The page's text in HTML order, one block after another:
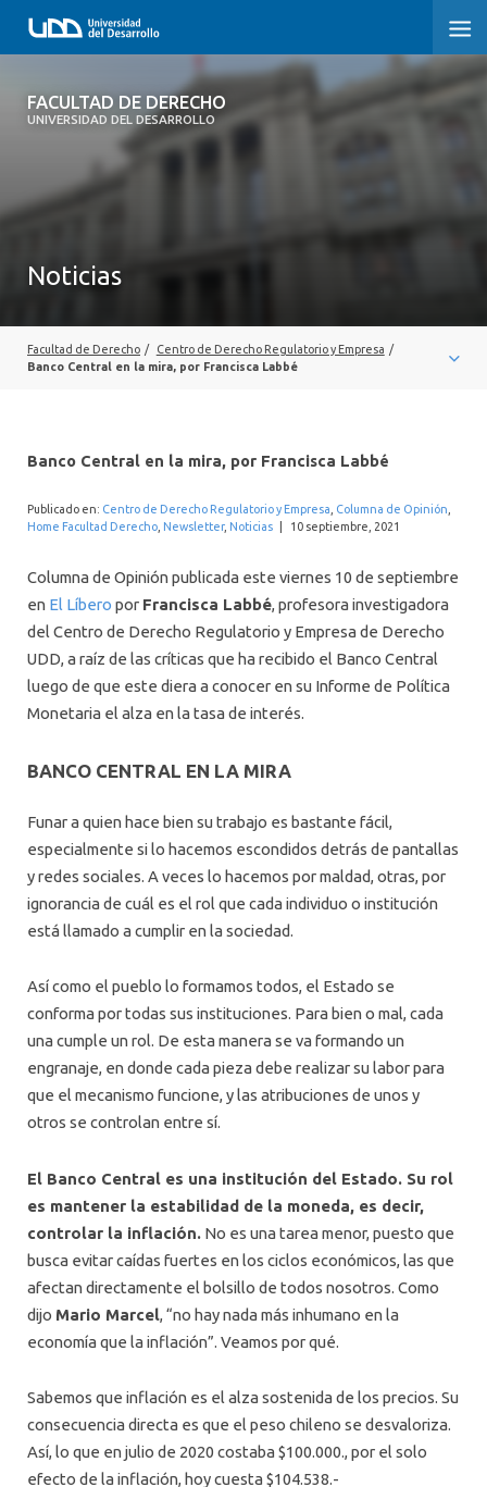
FACULTAD DE DERECHO
UNIVERSIDAD DEL DESARROLLO
FACULTAD DE DERECHO
SOBRE LA FACULTAD
PROFESORES
Noticias
Facultad de Derecho / Centro de Derecho Regulatorio y Empresa /
Banco Central en la mira, por Francisca Labbé
Banco Central en la mira, por Francisca Labbé
Publicado en: Centro de Derecho Regulatorio y Empresa Columna de Opinión
Home Facultad Derecho Newsletter, Noticias 10 septiembre, 2021
Columna de Opinión publicada este viernes 10 de septiembre
en El Líbero por Francisca Labbé, profesora investigadora
del Centro de Derecho Regulatorio y Empresa de Derecho
UDD, a raíz de las críticas que ha recibido el Banco Central
luego de que este diera a conocer en su Informe de Política
Monetaria el alza en la tasa de interés.
BANCO CENTRAL EN LA MIRA
Funar a quien hace bien su trabajo es bastante fácil,
especialmente si lo hacemos escondidos detrás de pantallas
y redes sociales. A veces lo hacemos por maldad, otras, por
ignorancia de cuál es el rol que cada individuo o institución
está llamado a cumplir en la sociedad.
Así como el pueblo lo formamos todos, el Estado se
conforma por todas sus instituciones. Para bien o mal, cada
una cumple un rol. De esta manera se va formando un
engranaje, en donde cada pieza debe realizar su labor para
que el mecanismo funcione, y las atribuciones de unos y
otros se controlan entre sí.
El Banco Central es una institución del Estado. Su rol
es mantener la estabilidad de la moneda, es decir,
controlar la inflación. No es una tarea menor, puesto que
busca evitar caídas fuertes en los ciclos económicos, las que
afectan directamente el bolsillo de todos nosotros. Como
dijo Mario Marcel, “no hay nada más inhumano en la
economía que la inflación”. Veamos por qué.
Sabemos que inflación es el alza sostenida de los precios. Su
consecuencia directa es que el peso chileno se desvaloriza.
Así, lo que en julio de 2020 costaba $100.000., por el solo
efecto de la inflación, hoy cuesta $104.538.-